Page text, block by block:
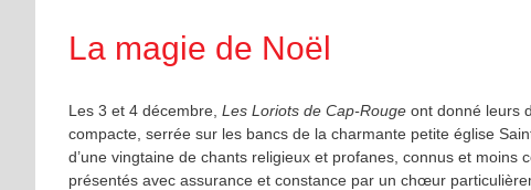
La magie de Noël
Les 3 et 4 décembre, Les Loriots de Cap-Rouge ont donné leurs
compacte, serrée sur les bancs de la charmante petite église
d’une vingtaine de chants religieux et profanes, connus et
présentés avec assurance et constance par un chœur